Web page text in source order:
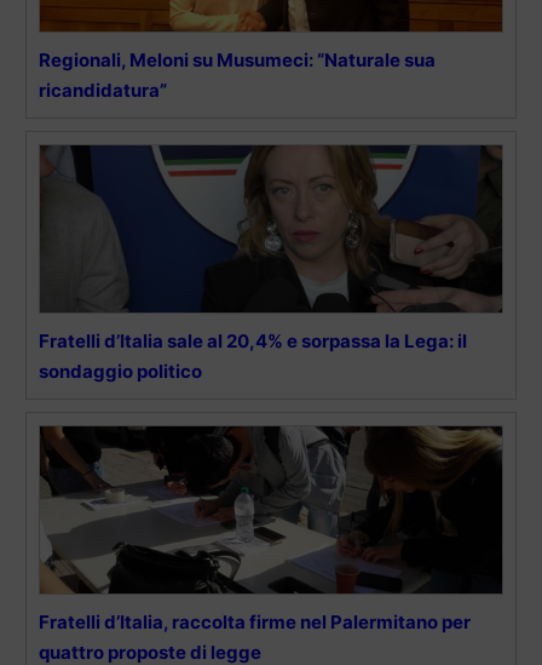
Regionali, Meloni su Musumeci: “Naturale sua
ricandidatura”
Fratelli d’Italia sale al 20,4% e sorpassa la Lega: il
sondaggio politico
Fratelli d’Italia, raccolta firme nel Palermitano per
quattro proposte di legge